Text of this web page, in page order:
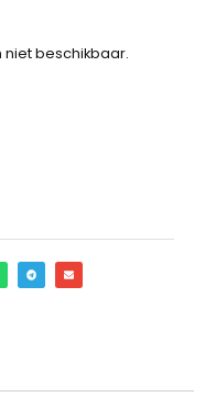
niet beschikbaar.